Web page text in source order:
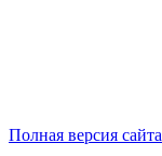
Полная версия сайта